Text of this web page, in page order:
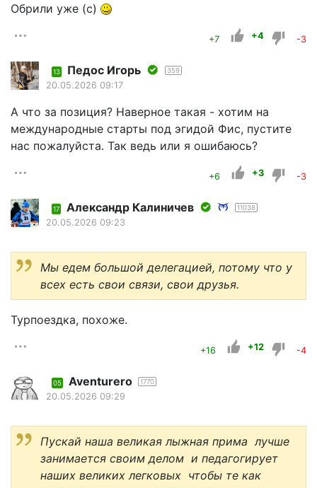
Обрили уже (с)
+7 +4 -3
13 Педос Игорь 359
20.05.2026 09:17
А что за позиция? Наверное такая - хотим на
международные старты под эгидой Фис, пустите
нас пожалуйста. Так ведь или я ошибаюсь?
+6 +3 -3
17 Александр Калиничев 11038
20.05.2026 09:23
Мы едем большой делегацией, потому что у
всех есть свои связи, свои друзья.
Турпоездка, похоже.
+16 +12 -4
05 Aventurero 1770
20.05.2026 09:29
Пускай наша великая лыжная прима лучше
занимается своим делом и педагогирует
наших великих легковых чтобы те как